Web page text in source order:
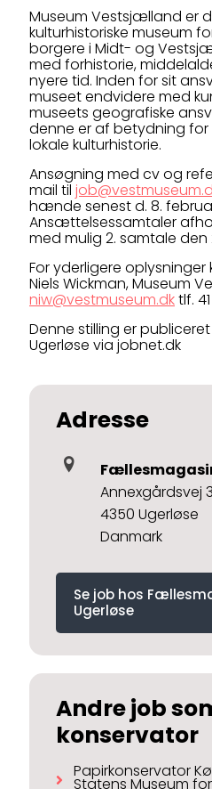
Museum Vestsjælland er
kulturhistoriske museum
borgere i Midt- og
med forhistorie,
nyere tid. Inden for sit
museet endvidere med
museets geografiske
denne er af betydning
lokale kulturhistorie.
Ansøgning med cv og
mail til
hænde senest d. 8.
Ansættelsessamtaler
med mulig 2. samtale den
For yderligere
Niels Wickman, Museum
niw@vestmuseum.dktlf.
Denne stilling er
Ugerløse via jobnet.dk
Adresse
Annexgårdsvej 3
4350 Ugerløse
Danmark
Se job hos
Ugerløse
Andre job
konservator
Papirkonservator
Statens Museum